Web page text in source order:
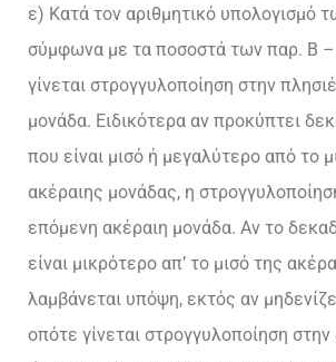
ε) Κατά τον αριθμητικό υπολογισμό
σύμφωνα με τα ποσοστά των παρ. Β
γίνεται στρογγυλοποίηση στην
μονάδα. Ειδικότερα αν προκύπτει
που είναι μισό ή μεγαλύτερο από το
ακέραιης μονάδας, η
επόμενη ακέραιη μονάδα. Αν το
είναι μικρότερο απ’ το μισό της
λαμβάνεται υπόψη, εκτός αν
οπότε γίνεται στρογγυλοποίηση